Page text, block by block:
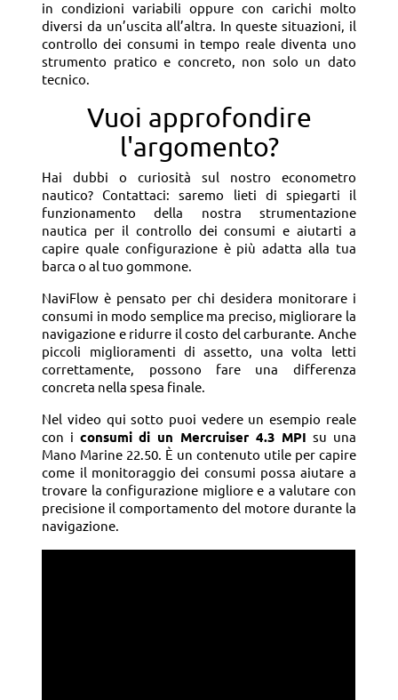
in condizioni variabili oppure con carichi molto
diversi da un’uscita all’altra. In queste situazioni, il
controllo dei consumi in tempo reale diventa uno
strumento pratico e concreto, non solo un dato
tecnico.
Vuoi approfondire
l'argomento?
Hai dubbi o curiosità sul nostro econometro
nautico? Contattaci: saremo lieti di spiegarti il
funzionamento della nostra strumentazione
nautica per il controllo dei consumi e aiutarti a
capire quale configurazione è più adatta alla tua
barca o al tuo gommone.
NaviFlow è pensato per chi desidera monitorare i
consumi in modo semplice ma preciso, migliorare la
navigazione e ridurre il costo del carburante. Anche
piccoli miglioramenti di assetto, una volta letti
correttamente, possono fare una differenza
concreta nella spesa finale.
Nel video qui sotto puoi vedere un esempio reale
con i consumi di un Mercruiser 4.3 MPI su una
Mano Marine 22.50. È un contenuto utile per capire
come il monitoraggio dei consumi possa aiutare a
trovare la configurazione migliore e a valutare con
precisione il comportamento del motore durante la
navigazione.